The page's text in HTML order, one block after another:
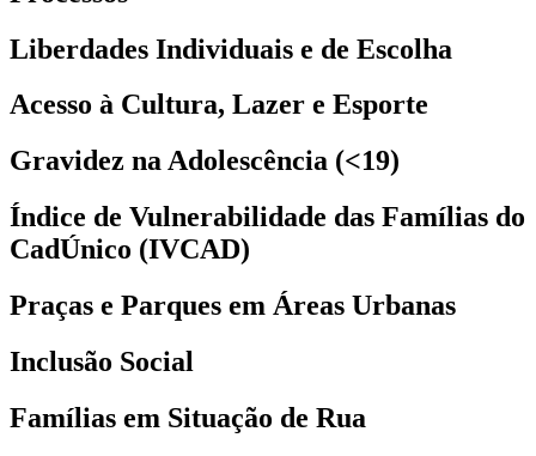
Liberdades Individuais e de Escolha
Acesso à Cultura, Lazer e Esporte
Gravidez na Adolescência (<19)
Índice de Vulnerabilidade das Famílias do
CadÚnico (IVCAD)
Praças e Parques em Áreas Urbanas
Inclusão Social
Famílias em Situação de Rua